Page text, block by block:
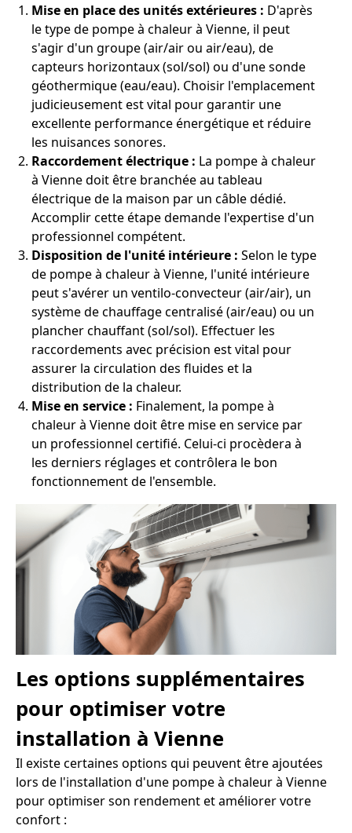
Mise en place des unités extérieures : D'après
le type de pompe à chaleur à Vienne, il peut
s'agir d'un groupe (air/air ou air/eau), de
capteurs horizontaux (sol/sol) ou d'une sonde
géothermique (eau/eau). Choisir l'emplacement
judicieusement est vital pour garantir une
excellente performance énergétique et réduire
les nuisances sonores.
Raccordement électrique : La pompe à chaleur
à Vienne doit être branchée au tableau
électrique de la maison par un câble dédié.
Accomplir cette étape demande l'expertise d'un
professionnel compétent.
Disposition de l'unité intérieure : Selon le type
de pompe à chaleur à Vienne, l'unité intérieure
peut s'avérer un ventilo-convecteur (air/air), un
système de chauffage centralisé (air/eau) ou un
plancher chauffant (sol/sol). Effectuer les
raccordements avec précision est vital pour
assurer la circulation des fluides et la
distribution de la chaleur.
Mise en service : Finalement, la pompe à
chaleur à Vienne doit être mise en service par
un professionnel certifié. Celui-ci procèdera à
les derniers réglages et contrôlera le bon
fonctionnement de l'ensemble.
Les options supplémentaires
pour optimiser votre
installation à Vienne
Il existe certaines options qui peuvent être ajoutées
lors de l'installation d'une pompe à chaleur à Vienne
pour optimiser son rendement et améliorer votre
confort :